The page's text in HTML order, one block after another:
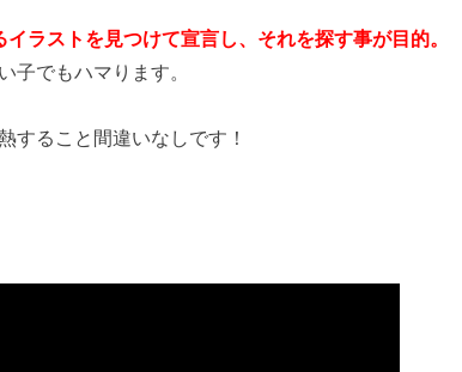
ラストを見つけて宣言し、それを探す事が目的。
子でもハマります。
すること間違いなしです！